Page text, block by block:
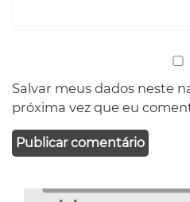
Salvar meus dados neste
próxima vez que eu